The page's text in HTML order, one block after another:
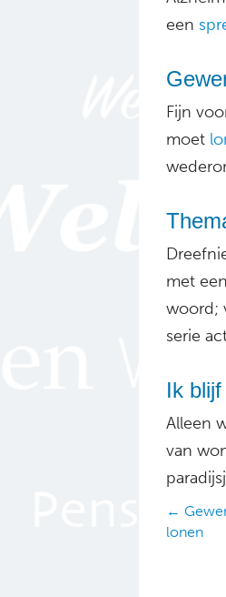
een
Fijn
moet
met een
woord;
serie
Ik
Alleen
van
Posts
←
lonen